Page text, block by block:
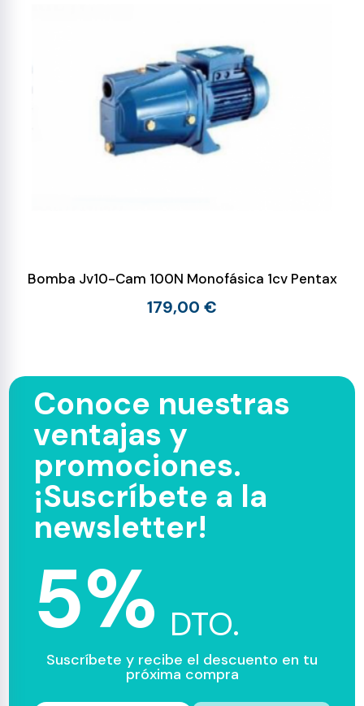
Bomba Jv10-Cam 100N Monofásica 1cv Pentax
179,00 €
Conoce nuestras
ventajas y
promociones.
¡Suscríbete a la
newsletter!
5% DTO.
Suscríbete y recibe el descuento en tu
próxima compra